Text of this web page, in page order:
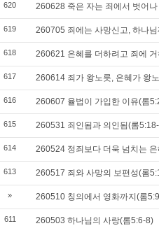
620 260628 죽은 자는 죄에서 벗어
619 260705 죄에는 사망신고, 하나
618 260621 은혜를 더하려고 죄에
617 260614 죄가 왕노릇, 은혜가 왕
616 260607 율법이 가입한 이유(롬
615 260531 죄인됨과 의인됨(롬
614 260524 정죄보다 더욱 넘치는
613 260517 죄와 사망의 보편성(롬
» 260510 칭의에서 영화까지(롬
611 260503 하나님의 사랑(롬5:6-8)